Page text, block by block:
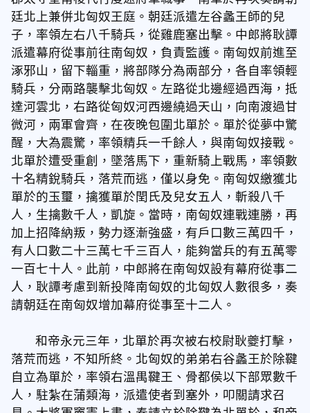
廷北上兼併北匈奴王庭。朝廷派遣左谷蠡王師的兒
子，率領左右八千騎兵，從雞鹿塞出擊。中郎將耿譚
派遣幕府從事前往南匈奴，負責監護。南匈奴前進至
涿邪山，留下輜重，將部隊分為兩部分，各自率領輕
騎兵，分兩路襲擊北匈奴。左路從北邊經過西海，抵
達河雲北，右路從匈奴河西邊繞過天山，向南渡過甘
微河，兩軍會齊，在夜晚包圍北單於。單於從夢中驚
醒，大為震驚，率領精兵一千餘人，與南匈奴接戰。
北單於遭受重創，墜落馬下，重新騎上戰馬，率領數
十名精銳騎兵，落荒而逃，僅以身免。南匈奴繳獲北
單於的玉璽，擒獲單於閏氏及兒女五人，斬殺八千
人，生擒數千人，凱旋。當時，南匈奴連戰連勝，再
加上招降納叛，勢力逐漸強盛，有戶口數三萬四千，
有人口數二十三萬七千三百人，能夠當兵的有五萬零
一百七十人。此前，中郎將在南匈奴設有幕府從事二
人，耿譚考慮到新投降南匈奴的北匈奴人數很多，奏
請朝廷在南匈奴增加幕府從事至十二人。
和帝永元三年，北單於再次被右校尉耿夔打擊，
落荒而逃，不知所終。北匈奴的弟弟右谷蠡王於除鞬
自立為單於，率領右溫禺鞬王、骨都侯以下部眾數千
人，駐紮在蒲類海，派遣使者到塞外，叩關請求召